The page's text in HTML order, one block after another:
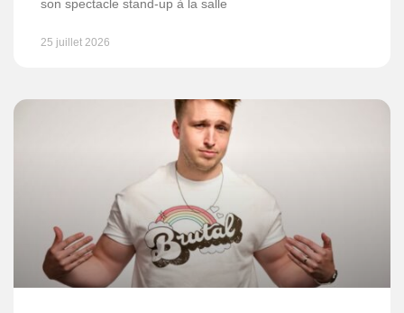
son spectacle stand-up à la salle
25 juillet 2026